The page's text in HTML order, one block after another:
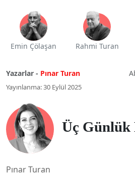
Emin Çölaşan Rahmi Turan
Yazarlar - Pınar Turan
Yayınlanma: 30 Eylül 2025
Üç Günlük
Pınar Turan